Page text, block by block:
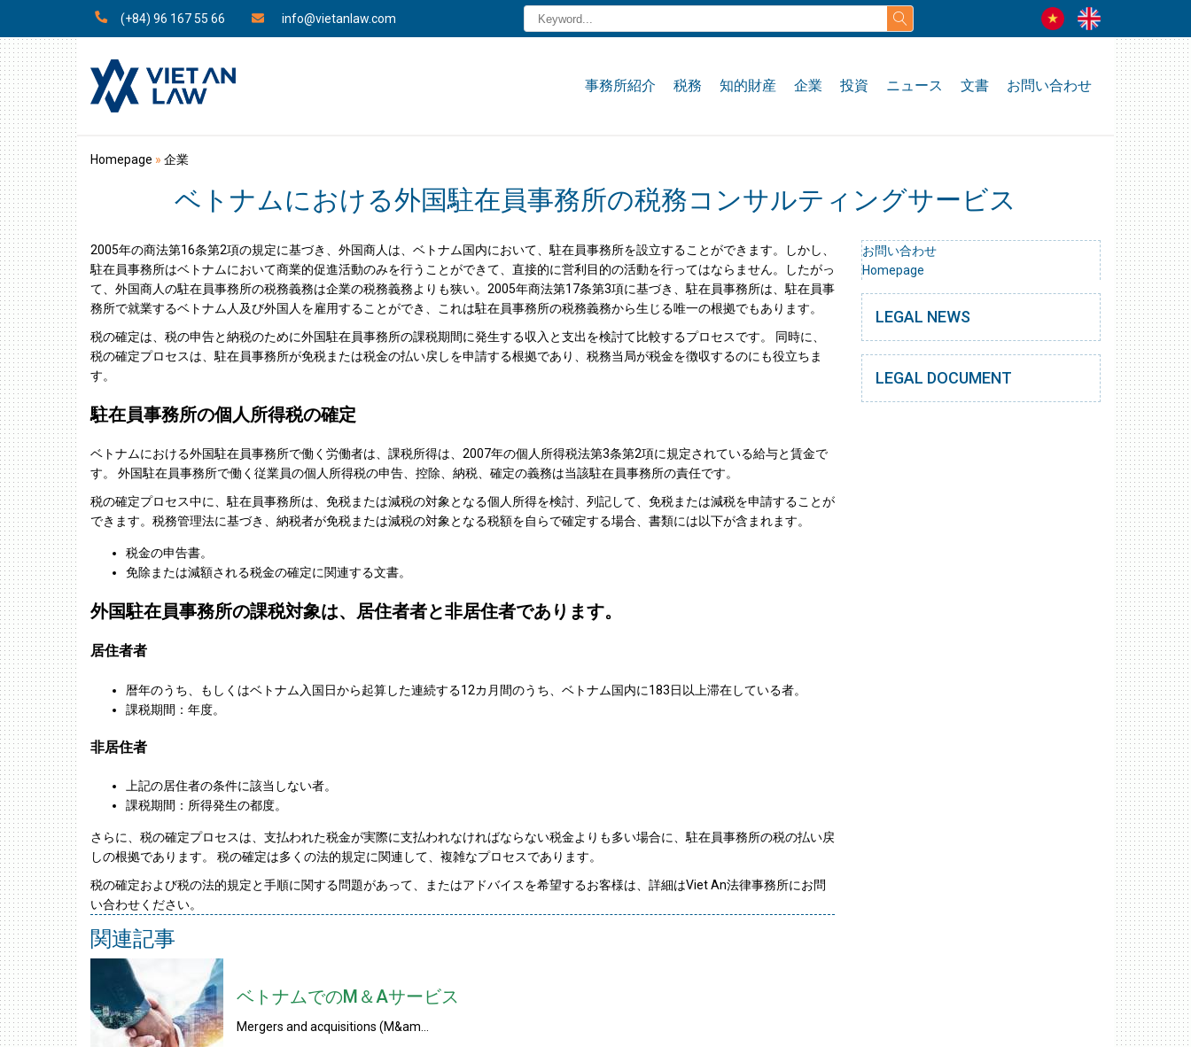
(+84) 96 167 55 66 info@vietanlaw.com
事務所紹介 税務 知的財産 企業 投資 ニュース 文書 お問い合わせ
Homepage » 企業
ベトナムにおける外国駐在員事務所の税務コンサルティングサービス
2005年の商法第16条第2項の規定に基づき、外国商人は、ベトナム国内において、駐在員事務所を設立することができます。しかし、
駐在員事務所はベトナムにおいて商業的促進活動のみを行うことができて、直接的に営利目的の活動を行ってはならません。したがっ
て、外国商人の駐在員事務所の税務義務は企業の税務義務よりも狭い。2005年商法第17条第3項に基づき、駐在員事務所は、駐在員事
務所で就業するベトナム人及び外国人を雇用することができ、これは駐在員事務所の税務義務から生じる唯一の根拠でもあります。
税の確定は、税の申告と納税のために外国駐在員事務所の課税期間に発生する収入と支出を検討て比較するプロセスです。 同時に、
税の確定プロセスは、駐在員事務所が免税または税金の払い戻しを申請する根拠であり、税務当局が税金を徴収するのにも役立ちま
す。
駐在員事務所の個人所得税の確定
ベトナムにおける外国駐在員事務所で働く労働者は、課税所得は、2007年の個人所得税法第3条第2項に規定されている給与と賃金で
す。 外国駐在員事務所で働く従業員の個人所得税の申告、控除、納税、確定の義務は当該駐在員事務所の責任です。
税の確定プロセス中に、駐在員事務所は、免税または減税の対象となる個人所得を検討、列記して、免税または減税を申請することが
できます。税務管理法に基づき、納税者が免税または減税の対象となる税額を自らで確定する場合、書類には以下が含まれます。
税金の申告書。
免除または減額される税金の確定に関連する文書。
外国駐在員事務所の課税対象は、居住者者と非居住者であります。
居住者者
暦年のうち、もしくはベトナム入国日から起算した連続する12カ月間のうち、ベトナム国内に183日以上滞在している者。
課税期間：年度。
非居住者
上記の居住者の条件に該当しない者。
課税期間：所得発生の都度。
さらに、税の確定プロセスは、支払われた税金が実際に支払われなければならない税金よりも多い場合に、駐在員事務所の税の払い戻
しの根拠であります。 税の確定は多くの法的規定に関連して、複雑なプロセスであります。
税の確定および税の法的規定と手順に関する問題があって、またはアドバイスを希望するお客様は、詳細はViet An法律事務所にお問
い合わせください。
関連記事
ベトナムでのM＆Aサービス
Mergers and acquisitions (M&am…
お問い合わせ
Homepage
LEGAL NEWS
LEGAL DOCUMENT